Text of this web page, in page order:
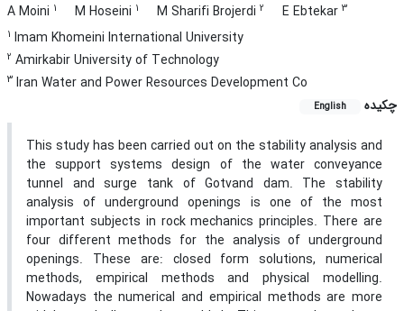
A Moini 1 M Hoseini 1 M Sharifi Brojerdi 2 E Ebtekar 3
1 Imam Khomeini International University
2 Amirkabir University of Technology
3 Iran Water and Power Resources Development Co
چکیده
English
This study has been carried out on the stability analysis and
the support systems design of the water conveyance
tunnel and surge tank of Gotvand dam. The stability
analysis of underground openings is one of the most
important subjects in rock mechanics principles. There are
four different methods for the analysis of underground
openings. These are: closed form solutions, numerical
methods, empirical methods and physical modelling.
Nowadays the numerical and empirical methods are more